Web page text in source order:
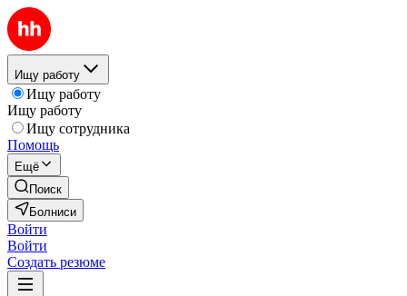
Ищу работу
Ищу работу
Ищу работу
Ищу сотрудника
Помощь
Ещё
Поиск
Болниси
Войти
Войти
Создать резюме